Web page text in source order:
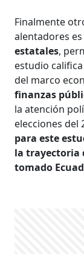
Finalmente
alentadores es
estatales,
estudio
del marco
finanzas
la atención
elecciones del
para este
la trayectoria
tomado